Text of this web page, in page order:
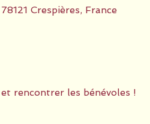
Crespières, France
rencontrer les bénévoles !